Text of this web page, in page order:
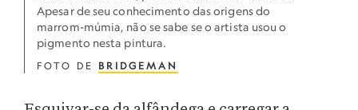
Apesar de seu conhecimento das origens do
marrom-múmia, não se sabe se o artista usou o
pigmento nesta pintura.
FOTO DE BRIDGEMAN